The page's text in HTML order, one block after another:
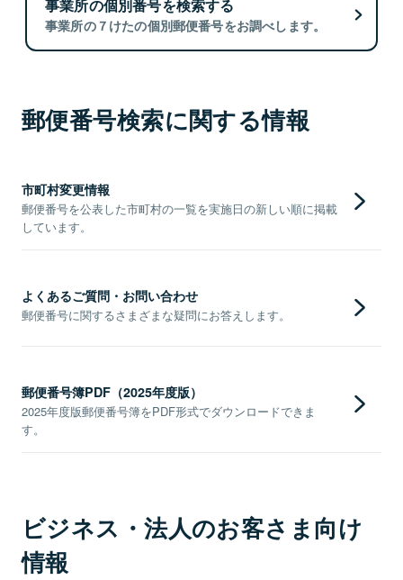
事業所の個別番号を検索する
事業所の７けたの個別郵便番号をお調べします。
郵便番号検索に関する情報
市町村変更情報
郵便番号を公表した市町村の一覧を実施日の新しい順に掲載
しています。
よくあるご質問・お問い合わせ
郵便番号に関するさまざまな疑問にお答えします。
郵便番号簿PDF（2025年度版）
2025年度版郵便番号簿をPDF形式でダウンロードできま
す。
ビジネス・法人のお客さま向け
情報